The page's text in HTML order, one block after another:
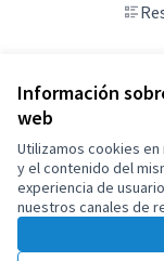
Información
web
Utilizamos cookies
y el contenido del
experiencia de
nuestros canales de
Términos y
Configuración de
OIDP en X
(Enlace externo)
OIDP en
(Enlace externo)
OIDP en
(Enlace
Castellano
Choose language